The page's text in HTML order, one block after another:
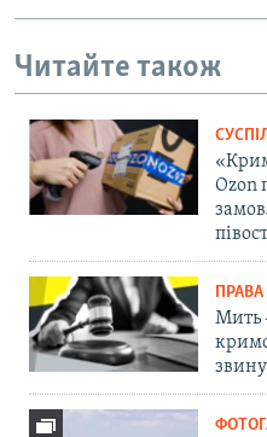
Читайте також
Ozon
Мить